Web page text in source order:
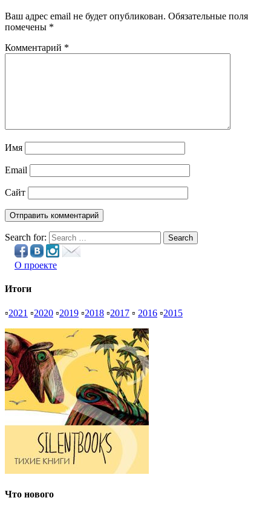
Ваш адрес email не будет опубликован. Обязательные поля
помечены *
Комментарий *
Имя
Email
Сайт
Search for: Search
О проекте
Итоги
▫2021 ▫2020 ▫2019 ▫2018 ▫2017 ▫ 2016 ▫2015
Что нового